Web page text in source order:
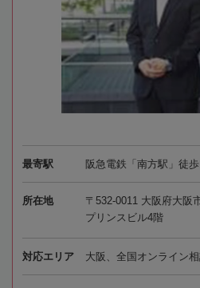
最寄駅 阪急電鉄「南方駅」徒
所在地
〒532-0011 大阪府大阪
プリンスビル4階
対応エリア 大阪、全国オンライン